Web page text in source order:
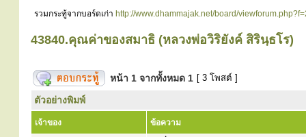
รวมกระทู้จากบอร์ดเก่า http://www.dhammajak.net/board/
43840.คุณค่าของสมาธิ (หลวงพ่อวิริยังค์ สิรินฺธโร)
หน้า 1 จากทั้งหมด 1 [ 3 โพสต์ ]
ตัวอย่างพิมพ์
เจ้าของ ข้อความ